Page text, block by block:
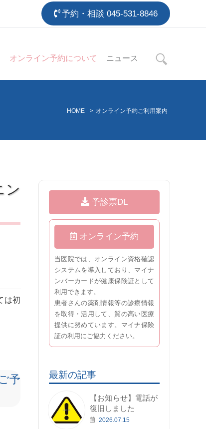
予約・相談 045-531-8846
オンライン予約について ニュース
HOME > オンライン予約ご利用案内
ン
は初
予
予診票DL
オンライン予約
当医院では、オンライン資格確認
システムを導入しており、マイナ
ンバーカードが健康保険証として
利用できます。
患者さんの薬剤情報等の診療情報
を取得・活用して、質の高い医療
提供に努めています。マイナ保険
証の利用にご協力ください。
最新の記事
【お知らせ】電話が
復旧しました
2026.07.15